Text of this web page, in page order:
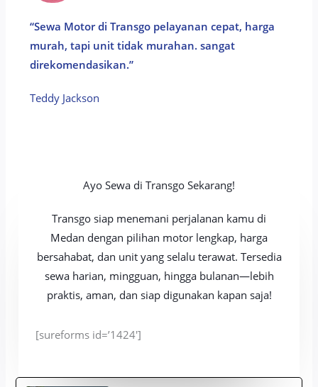
“Sewa Motor di Transgo pelayanan cepat, harga
murah, tapi unit tidak murahan. sangat
direkomendasikan.”
Teddy Jackson​
Ayo Sewa di Transgo Sekarang!
Transgo siap menemani perjalanan kamu di
Medan dengan pilihan motor lengkap, harga
bersahabat, dan unit yang selalu terawat. Tersedia
sewa harian, mingguan, hingga bulanan—lebih
praktis, aman, dan siap digunakan kapan saja!
[sureforms id=’1424′]